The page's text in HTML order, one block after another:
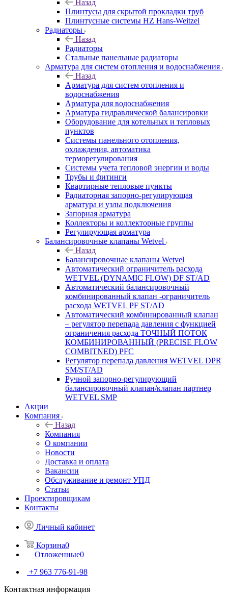
Назад
Плинтусы для скрытой прокладки труб
Плинтусные системы HZ Hans-Weitzel
Радиаторы
Назад
Радиаторы
Стальные панельные радиаторы
Арматура для систем отопления и водоснабжения
Назад
Арматура для систем отопления и
водоснабжения
Арматура для водоснабжения
Арматура гидравлической балансировки
Оборудование для котельных и тепловых
пунктов
Системы панельного отопления,
охлаждения, автоматика
терморегулирования
Системы учета тепловой энергии и воды
Трубы и фитинги
Квартирные тепловые пункты
Радиаторная запорно-регулирующая
арматура и узлы подключения
Запорная арматура
Коллекторы и коллекторные группы
Регулирующая арматура
Балансировочные клапаны Wetvel
Назад
Балансировочные клапаны Wetvel
Автоматический ограничитель расхода
WETVEL (DYNAMIC FLOW) DF ST/AD
Автоматический балансировочный
комбинированный клапан -ограничитель
расхода WETVEL PF ST/AD
Автоматический комбинированный клапан
– регулятор перепада давления с функцией
ограничения расхода ТОЧНЫЙ ПОТОК
КОМБИНИРОВАННЫЙ (PRECISE FLOW
COMBIТNED) PFC
Регулятор перепада давления WETVEL DPR
SM/ST/AD
Ручной запорно-регулирующий
балансировочный клапан/клапан партнер
WETVEL SMP
Акции
Компания
Назад
Компания
О компании
Новости
Доставка и оплата
Вакансии
Обслуживание и ремонт УПД
Статьи
Проектировщикам
Контакты
Личный кабинет
Корзина0
Отложенные0
+7 963 776-91-98
Контактная информация